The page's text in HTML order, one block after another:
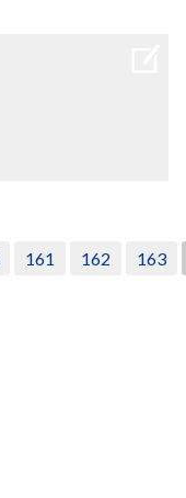
161 162 163